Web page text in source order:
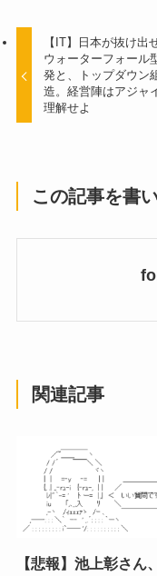
【IT】日本が抜け出
ウォーターフォール
発と、トップダウン
造。経営陣はアジャ
理解せよ
この記事を書
関連記事
【悲報】池上彰さん